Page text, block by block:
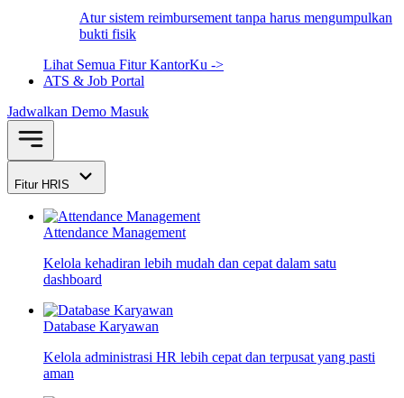
Atur sistem reimbursement tanpa harus mengumpulkan
bukti fisik
Lihat Semua Fitur KantorKu ->
ATS & Job Portal
Jadwalkan Demo Masuk
Fitur HRIS
Attendance Management
Kelola kehadiran lebih mudah dan cepat dalam satu
dashboard
Database Karyawan
Kelola administrasi HR lebih cepat dan terpusat yang pasti
aman